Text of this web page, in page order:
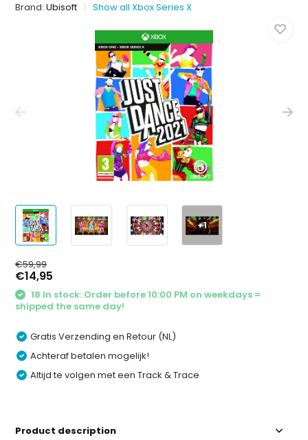
Brand:Ubisoft Show all Xbox Series X
+1
€59,99
€14,95
18 In stock: Order before 10:00 PM on weekdays =
shipped the same day!
Gratis Verzending en Retour (NL)
Achteraf betalen mogelijk!
Altijd te volgen met een Track & Trace
Product description